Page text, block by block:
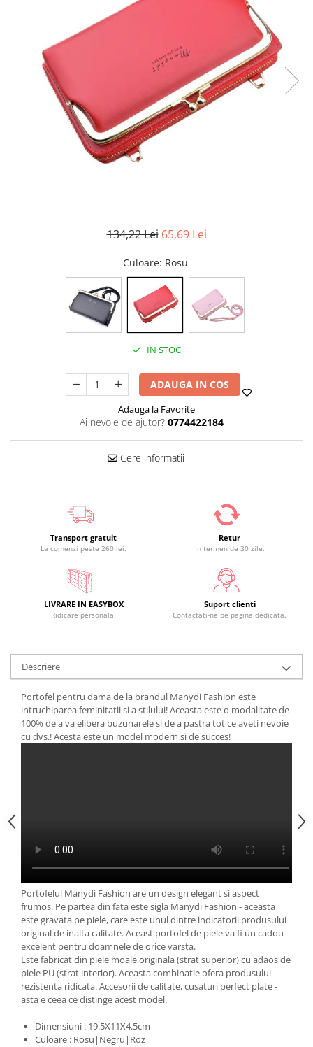
134,22 Lei 65,69 Lei
Culoare: Rosu
IN STOC
ADAUGA IN COS
Adauga la Favorite
Ai nevoie de ajutor? 0774422184
Cere informatii
Transport gratuit
La comenzi peste 260 lei.
Retur
In termen de 30 zile.
LIVRARE IN EASYBOX
Ridicare personala.
Suport clienti
Contactati-ne pe pagina dedicata.
Descriere
Portofel pentru dama de la brandul Manydi Fashion este
intruchiparea feminitatii si a stilului! Aceasta este o modalitate de
100% de a va elibera buzunarele si de a pastra tot ce aveti nevoie
cu dvs.! Acesta este un model modern si de succes!
Portofelul Manydi Fashion are un design elegant si aspect
frumos. Pe partea din fata este sigla Manydi Fashion - aceasta
este gravata pe piele, care este unul dintre indicatorii produsului
original de inalta calitate. Aceast portofel de piele va fi un cadou
excelent pentru doamnele de orice varsta.
Este fabricat din piele moale originala (strat superior) cu adaos de
piele PU (strat interior). Aceasta combinatie ofera produsului
rezistenta ridicata. Accesorii de calitate, cusaturi perfect plate -
asta e ceea ce distinge acest model.
Dimensiuni : 19.5X11X4.5cm
Culoare : Rosu|Negru|Roz